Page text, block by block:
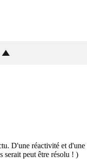
D'une réactivité et
serait peut être résolu ! )